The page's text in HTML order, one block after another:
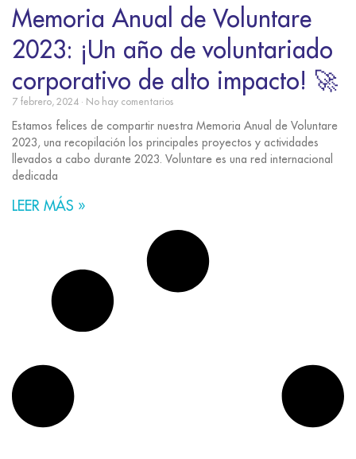
Memoria Anual de Voluntare
2023: ¡Un año de voluntariado
corporativo de alto impacto! 🚀
7 febrero, 2024 No hay comentarios
Estamos felices de compartir nuestra Memoria Anual de Voluntare
2023, una recopilación los principales proyectos y actividades
llevados a cabo durante 2023. Voluntare es una red internacional
dedicada
LEER MÁS »